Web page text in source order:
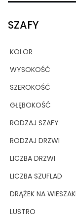
SZAFY
KOLOR
WYSOKOŚĆ
SZEROKOŚĆ
GŁĘBOKOŚĆ
RODZAJ SZAFY
RODZAJ DRZWI
LICZBA DRZWI
LICZBA SZUFLAD
DRĄŻEK NA WIESZAKI
LUSTRO